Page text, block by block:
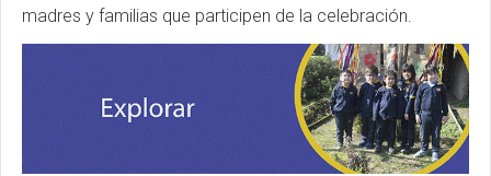
madres y familias que participen de la celebración.